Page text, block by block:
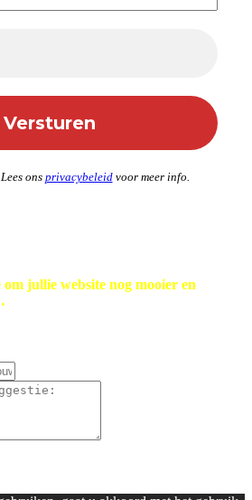
onsprivacybeleidvoor meer info.
om jullie website nog mooier en